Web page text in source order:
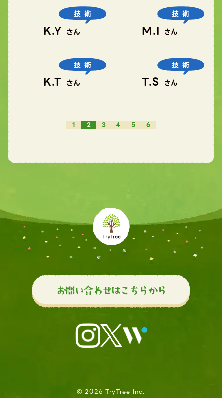
技術
K.Y さん
技術
M.I さん
技術
K.T さん
技術
T.S さん
1 2 3 4 5 6
お問い合わせはこちらから
© 2026 TryTree Inc.